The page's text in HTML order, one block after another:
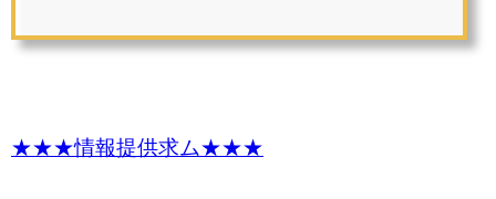
★★★情報提供求ム★★★